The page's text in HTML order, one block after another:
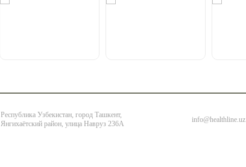
Республика Узбекистан, город Ташкент,
Янгихаётский район, улица Навруз 236А
info@healthline.uz